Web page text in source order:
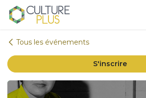
Se rendre au contenu
Tous les événements
S'inscrire